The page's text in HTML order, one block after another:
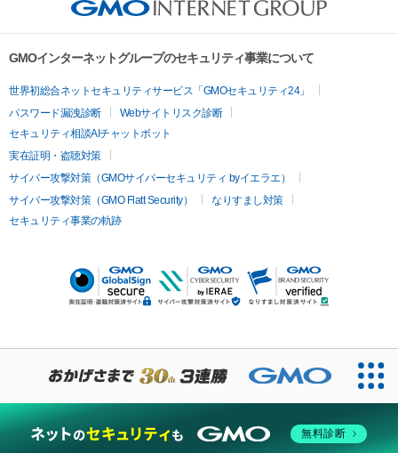
GMOインターネットグループのセキュリティ事業について
世界初総合ネットセキュリティサービス「GMOセキュリティ24」
パスワード漏洩診断
Webサイトリスク診断
セキュリティ相談AIチャットボット
実在証明・盗聴対策
サイバー攻撃対策（GMOサイバーセキュリティ byイエラエ）
サイバー攻撃対策（GMO Flatt Security）
なりすまし対策
セキュリティ事業の軌跡
無料診断